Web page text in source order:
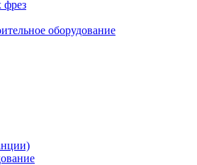
оборудование